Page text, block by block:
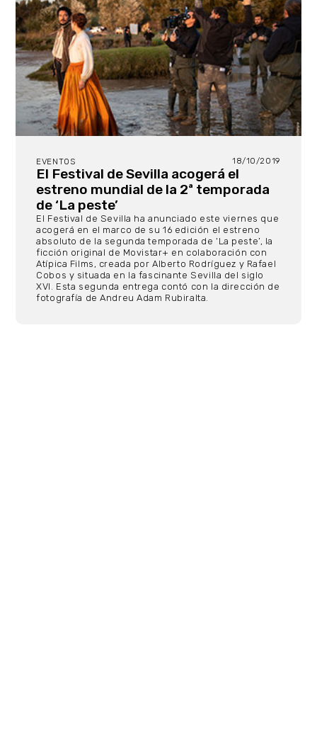
EVENTOS 18/10/2019
El Festival de Sevilla acogerá el
estreno mundial de la 2ª temporada
de ‘La peste’
El Festival de Sevilla ha anunciado este viernes que
acogerá en el marco de su 16 edición el estreno
absoluto de la segunda temporada de ‘La peste’, la
ficción original de Movistar+ en colaboración con
Atípica Films, creada por Alberto Rodríguez y Rafael
Cobos y situada en la fascinante Sevilla del siglo
XVI. Esta segunda entrega contó con la dirección de
fotografía de Andreu Adam Rubiralta.